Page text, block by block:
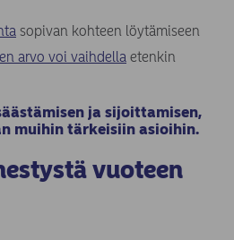
(opens in new window)
sopivan kohteen löytämiseen
arvo voi vaihdella (opens in new
etenkin
ja sijoittamisen,
muihin tärkeisiin asioihin.
vuoteen